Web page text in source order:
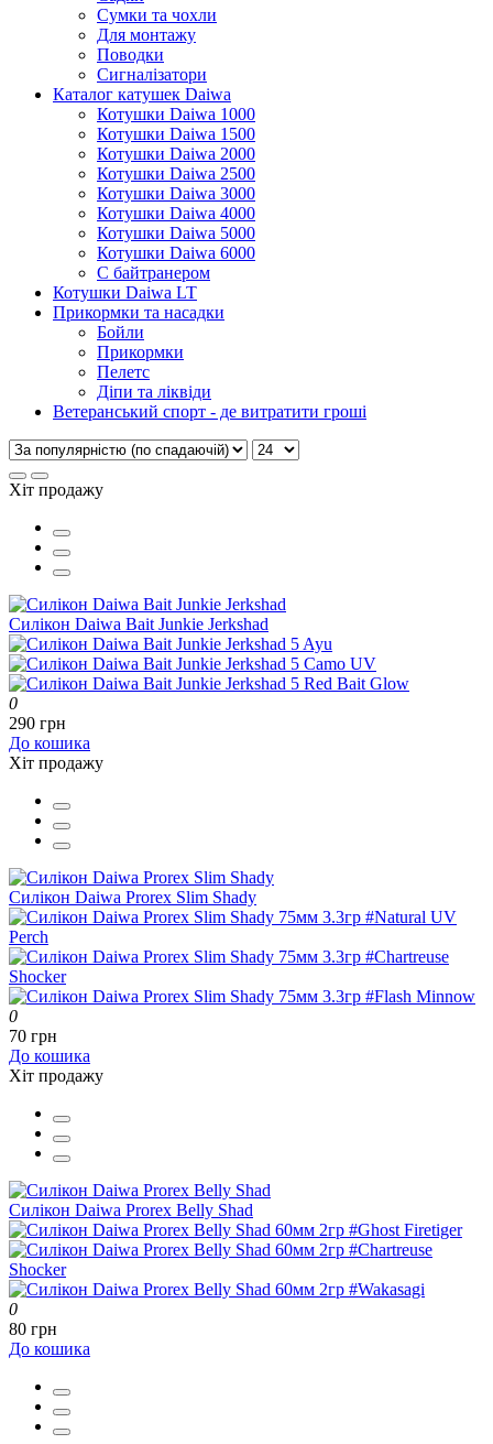
Сумки та чохли
Для монтажу
Поводки
Сигналізатори
Каталог катушек Daiwa
Котушки Daiwa 1000
Котушки Daiwa 1500
Котушки Daiwa 2000
Котушки Daiwa 2500
Котушки Daiwa 3000
Котушки Daiwa 4000
Котушки Daiwa 5000
Котушки Daiwa 6000
С байтранером
Котушки Daiwa LT
Прикормки та насадки
Бойли
Прикормки
Пелетс
Діпи та ліквіди
Ветеранський спорт - де витратити гроші
Хіт продажу
Силікон Daiwa Bait Junkie Jerkshad
0
290 грн
До кошика
Хіт продажу
Силікон Daiwa Prorex Slim Shady
0
70 грн
До кошика
Хіт продажу
Силікон Daiwa Prorex Belly Shad
0
80 грн
До кошика